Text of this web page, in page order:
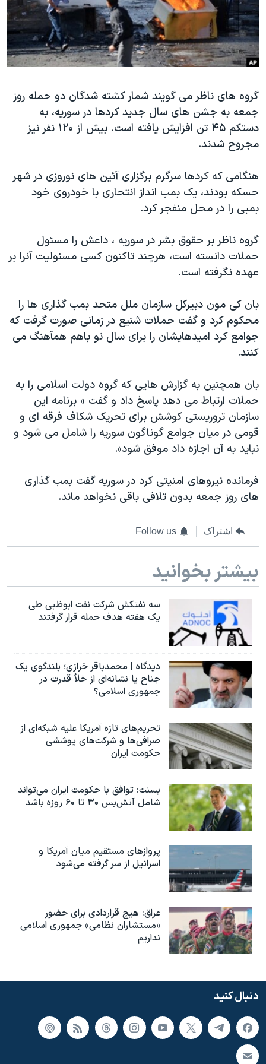
فرهنگ و زندگی
حقوق شهروندی
اقتصادی
اسرائیل در جنگ
گالری عکس
آرشیو پخش زنده
مستندها
انتخابات ریاست جمهوری آمریکا ۲۰۲۴
حمله جمهوری اسلامی به اسرائیل
ورزش زنان در ایران
اعتراضات زن، زندگی، آزادی
مجموعه مستندهای دادخواهی
دادگاه حمید نوری
چهل سال گروگان‌گیری
اعتراضات مردمی آبان ۹۸
اسرائیل در جنگ
همایش محافظه‌کاران آمریکا «سی‌پک»
صفحه‌های ویژه
سفر پرزیدنت ترامپ به چین
دنبال کنید
زبانهای مختلف
گروه های ناظر می گویند شمار کشته شدگان دو حمله روز
جمعه به جشن های سال جدید کردها در سوریه، به
دستکم ۴۵ تن افزایش یافته است. بیش از ۱۲۰ نفر نیز
مجروح شدند.
هنگامی که کردها سرگرم برگزاری آئین های نوروزی در شهر
حسکه بودند، یک بمب انداز انتحاری با خودروی خود
بمبی را در محل منفجر کرد.
گروه ناظر بر حقوق بشر در سوریه ، داعش را مسئول
حملات دانسته است، هرچند تاکنون کسی مسئولیت آنرا بر
عهده نگرفته است.
بان کی مون دبیرکل سازمان ملل متحد بمب گذاری ها را
محکوم کرد و گفت حملات شنیع در زمانی صورت گرفت که
جوامع کرد امیدهایشان را برای سال نو باهم همآهنگ می
کنند.
بان همچنین به گزارش هایی که گروه دولت اسلامی را به
حملات ارتباط می دهد پاسخ داد و گفت « برنامه این
سازمان تروریستی کوشش برای تحریک شکاف فرقه ای و
قومی در میان جوامع گوناگون سوریه را شامل می شود و
نباید به آن اجازه داد موفق شود».
فرمانده نیروهای امنیتی کرد در سوریه گفت بمب گذاری
های روز جمعه بدون تلافی باقی نخواهد ماند.
اشتراک Follow us
بیشتر بخوانید
سه نفتکش شرکت نفت ابوظبی طی
یک هفته هدف حمله قرار گرفتند
دیدگاه | محمدباقر خرازی؛ بلندگوی یک
جناح یا نشانه‌ای از خلأ قدرت در
جمهوری اسلامی؟
تحریم‌های تازه آمریکا علیه شبکه‌ای از
صرافی‌ها و شرکت‌های پوششی
حکومت ایران
بسنت: توافق با حکومت ایران می‌تواند
شامل آتش‌بس ۳۰ تا ۶۰ روزه باشد
پروازهای مستقیم میان آمریکا و
اسرائیل از سر گرفته می‌شود
عراق: هیچ قراردادی برای حضور
«مستشاران نظامی» جمهوری اسلامی
نداریم
دنبال کنید